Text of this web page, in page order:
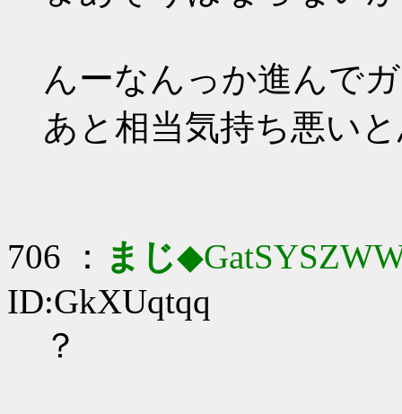
んーなんっか進んで
あと相当気持ち悪い
706 ： まじ
ID:GkXUqtqq
？